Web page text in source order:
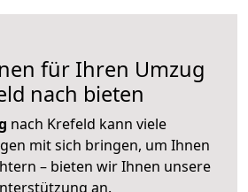
für Ihren Umzug
nach bieten
nach Krefeld kann viele
mit sich bringen, um Ihnen
– bieten wir Ihnen unsere
an.